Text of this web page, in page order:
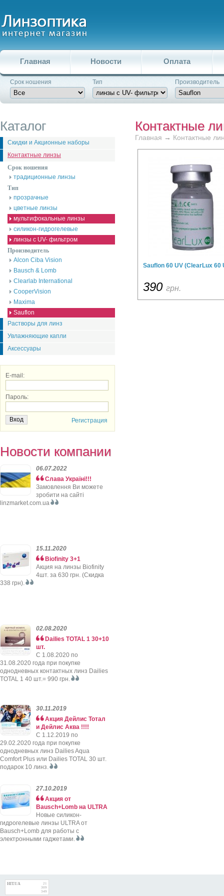
Главная Новости Оплата
Срок ношения Тип Производитель
Каталог
Скидки и Акционные наборы
Контактные линзы
Срок ношения
традиционные линзы
Тип
прозрачные
цветные линзы
мультифокальные линзы
силикон-гидрогелевые
линзы с UV- фильтром
Производитель
Alcon Ciba Vision
Bausch & Lomb
Clearlab International
CooperVision
Maxima
Sauflon
Растворы для линз
Увлажняющие капли
Аксессуары
E-mail:
Пароль:
Регистрация
Новости компании
06.07.2022
Слава Україні!!!
Замовлення Ви можете
зробити на сайті
linzmarket.com.ua
15.11.2020
Biofinity 3+1
Акция на линзы Biofinity
4шт. за 630 грн. (Скидка
338 грн).
02.08.2020
Dailies TOTAL 1 30+10
шт.
C 1.08.2020 по
31.08.2020 года при покупке
однодневных контактных линз Dailies
TOTAL 1 40 шт.= 990 грн.
30.11.2019
Акция Дейлис Тотал
и Дейлис Аква !!!!
C 1.12.2019 по
29.02.2020 года при покупке
однодневных линз Dailies Aqua
Comfort Plus или Dailies TOTAL 30 шт.
подарок 10 линз.
27.10.2019
Акция от
Bausch+Lomb на ULTRA
Новые силикон-
гидрогелевые линзы ULTRA от
Bausch+Lomb для работы с
электронными гаджетами.
Контактные
Главная → Контактные
Sauflon 60 UV (ClearLux 60
390 грн.
HIT.UA
21
309
349